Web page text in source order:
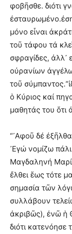
φοβῆσθε. διότι
μόνο εἶναι
τοῦ τάφου τά
σφραγίδες, ἀλλ᾿
οὐρανίων
τοῦ
ὁ Κύριος καί
μαθητάς του ὅτι
“᾿Αφοῦ δέ
᾿Εγώ νομίζω
Μαγδαληνή
ἔλθει ἕως τότε
σημασία τῶν
συλλάβουν
ἀκριβῶς), ἐνῶ ἡ
διότι